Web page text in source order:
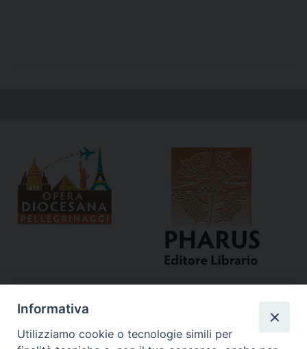
Informativa
Utilizziamo cookie o tecnologie simili per